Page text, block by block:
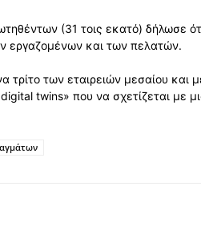
(31 τοις εκατό) δήλωσε
εργαζομένων και των πελατών.
τρίτο των εταιρειών μεσαίου και
twins» που να σχετίζεται με